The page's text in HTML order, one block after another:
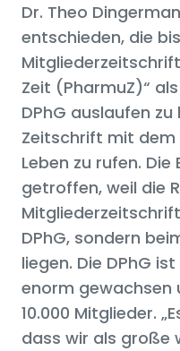
Dr. Theo
entschieden, die
Zeit (PharmuZ)“
DPhG auslaufen
Zeitschrift mit dem
Leben zu rufen.
getroffen, weil die
DPhG, sondern
liegen. Die DPhG
enorm gewachsen
10.000 Mitglieder.
dass wir als große